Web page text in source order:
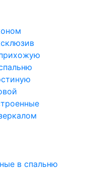
в спальню